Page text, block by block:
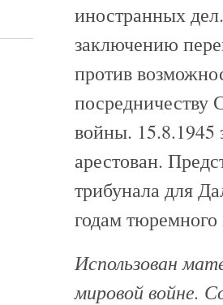
иностранных
заключению
против
войны.
арестован.
трибунала для
годам
Использован
мировой войне.